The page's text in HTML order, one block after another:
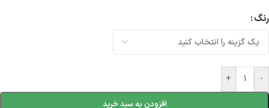
رنگ
-
+
افزودن به سبد خرید